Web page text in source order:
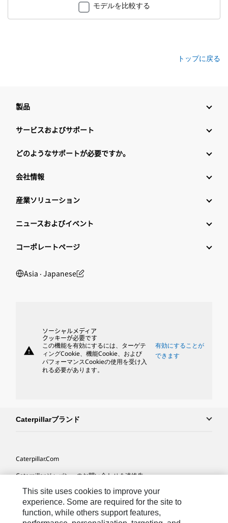
モデルを比較する
トップに戻る
製品
サービスおよびサポート
どのようなサポートが必要ですか。
会社情報
産業ソリューション
ニュースおよびイベント
コーポレートページ
Asia ‧ Japanese
warning
ソーシャルメディア
クッキーが必要です
この機能を有効にするには、ターゲテ
ィングCookie、機能Cookie、および
パフォーマンスCookieの使用を受け入
れる必要があります。
有効にすることが
できます
Caterpillarブランド
Caterpillar.com
Caterpillarジャパンへのお問い合わせ＆連絡先
マイマーケティング情報配信設定
サイト･マップ
This site uses cookies to improve your
experience. Some are required for the site to
function, while others support features,